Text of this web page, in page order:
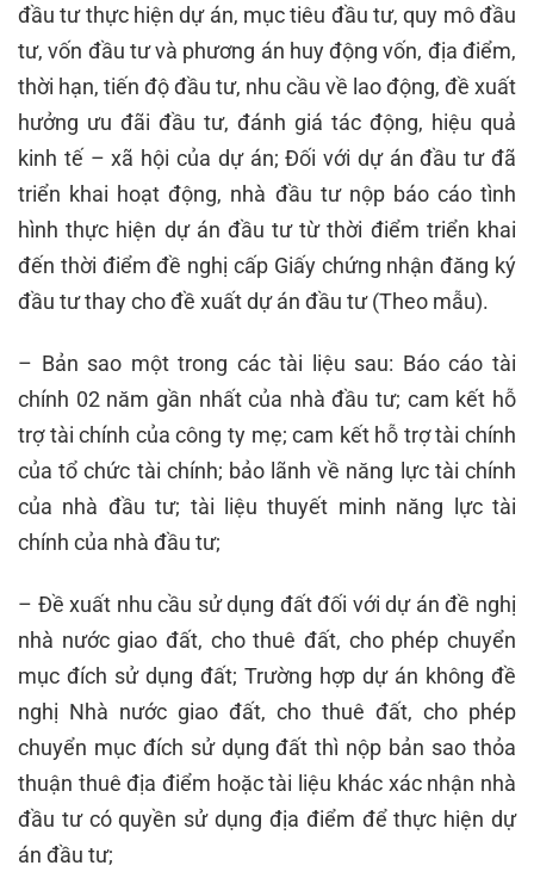
đầu tư thực hiện dự án, mục tiêu đầu tư, quy mô đầu
tư, vốn đầu tư và phương án huy động vốn, địa điểm,
thời hạn, tiến độ đầu tư, nhu cầu về lao động, đề xuất
hưởng ưu đãi đầu tư, đánh giá tác động, hiệu quả
kinh tế – xã hội của dự án; ​Đối với dự án đầu tư đã
triển khai hoạt động, nhà đầu tư nộp báo cáo tình
hình thực hiện dự án đầu tư từ thời điểm triển khai
đến thời điểm đề nghị cấp Giấy chứng nhận đăng ký
đầu tư thay cho đề xuất dự án đầu tư (Theo mẫu).
– Bản sao một trong các tài liệu sau: Báo cáo tài
chính 02 năm gần nhất của nhà đầu tư; cam kết hỗ
trợ tài chính của công ty mẹ; cam kết hỗ trợ tài chính
của tổ chức tài chính; bảo lãnh về năng lực tài chính
của nhà đầu tư; tài liệu thuyết minh năng lực tài
chính của nhà đầu tư;
– Đề xuất nhu cầu sử dụng đất đối với dự án đề nghị
nhà nước giao đất, cho thuê đất, cho phép chuyển
mục đích sử dụng đất; Trường hợp dự án không đề
nghị Nhà nước giao đất, cho thuê đất, cho phép
chuyển mục đích sử dụng đất thì nộp bản sao thỏa
thuận thuê địa điểm hoặc tài liệu khác xác nhận nhà
đầu tư có quyền sử dụng địa điểm để thực hiện dự
án đầu tư;